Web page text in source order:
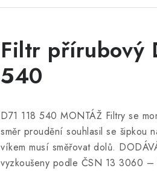
Filtr přírubový
540
D71 118 540 MONTÁŽ Filtry se
směr proudění souhlasil se šipkou
víkem musí směřovat dolů.
vyzkoušeny podle ČSN 13 3060